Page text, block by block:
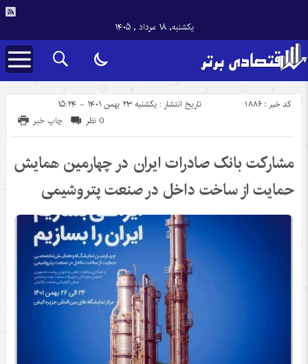
یکشنبه, ۱۸ مرداد , ۱۴۰۵
تاریخ انتشار : یکشنبه ۲۳ بهمن ۱۴۰۱ - ۱۵:۲۴ کد خبر : 1886
چاپ خبر 0 نظر
​مشارکت بانک صادرات ایران در چهارمین همایش
حمایت از ساخت داخل در صنعت پتروشیمی